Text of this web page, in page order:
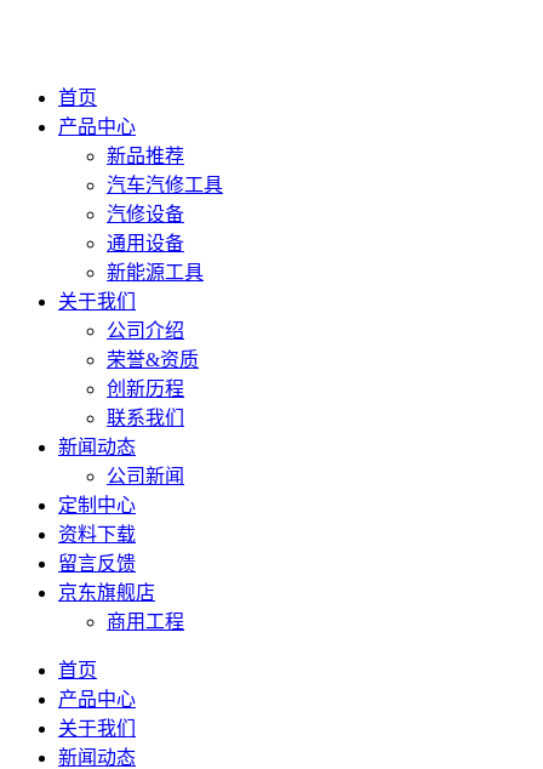
首页
产品中心
新品推荐
汽车汽修工具
汽修设备
通用设备
新能源工具
关于我们
公司介绍
荣誉&资质
创新历程
联系我们
新闻动态
公司新闻
定制中心
资料下载
留言反馈
京东旗舰店
商用工程
首页
产品中心
关于我们
新闻动态